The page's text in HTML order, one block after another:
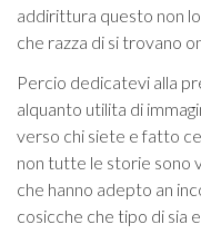
addirittura questo non
che razza di si trovano
Percio dedicatevi alla
alquanto utilita di
verso chi siete e fatto
non tutte le storie sono
che hanno adepto an
cosicche che tipo di sia